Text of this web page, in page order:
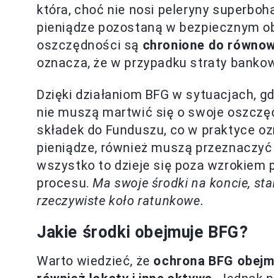
która, choć nie nosi peleryny
pieniądze pozostaną w bezpiecznym
oszczędności są chronione do
oznacza, że w przypadku straty
Dzięki działaniom BFG w sytuacjach,
nie muszą martwić się o swoje
składek do Funduszu, co w praktyce
pieniądze, również muszą
wszystko to dzieje się poza wzrokiem
procesu.Ma swoje środki na koncie,
rzeczywiste koło ratunkowe.
Jakie środki obejmuje BFG?
Warto wiedzieć, że ochrona BFG